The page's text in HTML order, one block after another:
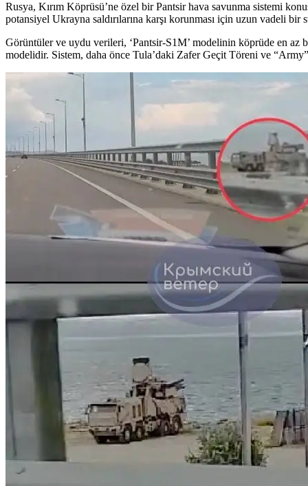
Rusya, Kırım Köprüsü’ne özel bir Pantsir hava savunma sistemi
potansiyel Ukrayna saldırılarına karşı korunması için uzun vadeli bir
Görüntüler ve uydu verileri, ‘Pantsir-S1M’ modelinin köprüde en
modelidir. Sistem, daha önce Tula’daki Zafer Geçit Töreni ve